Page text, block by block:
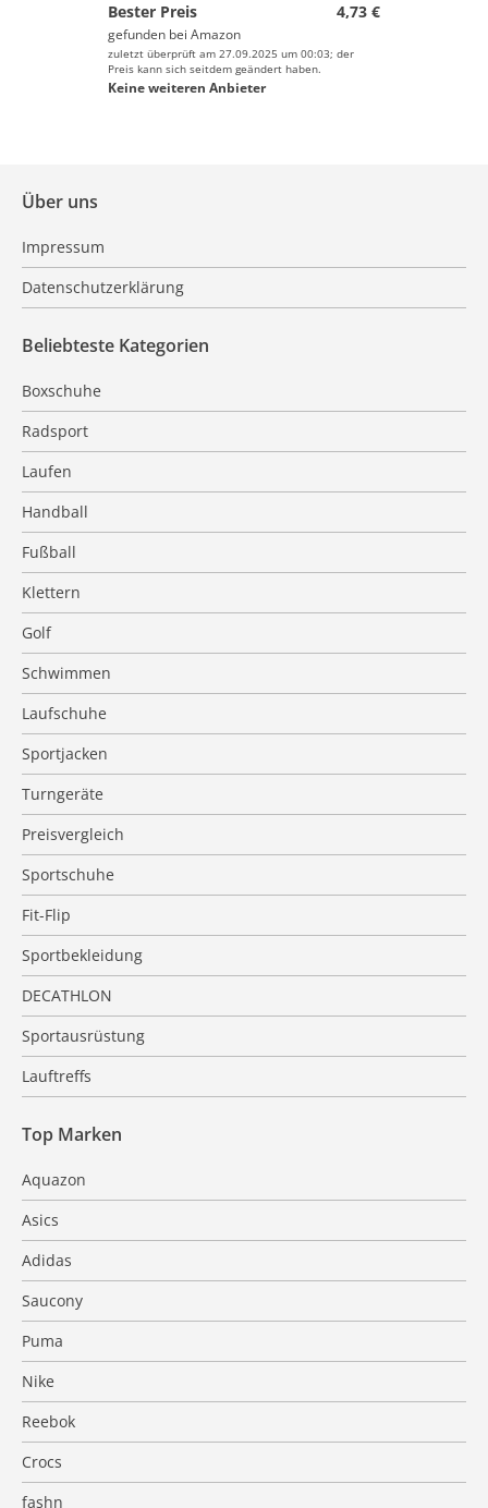
Bester Preis
4,73 €
gefunden bei Amazon
zuletzt überprüft am 27.09.2025 um 00:03; der
Preis kann sich seitdem geändert haben.
Keine weiteren Anbieter
Über uns
Impressum
Datenschutzerklärung
Beliebteste Kategorien
Boxschuhe
Radsport
Laufen
Handball
Fußball
Klettern
Golf
Schwimmen
Laufschuhe
Sportjacken
Turngeräte
Preisvergleich
Sportschuhe
Fit-Flip
Sportbekleidung
DECATHLON
Sportausrüstung
Lauftreffs
Top Marken
Aquazon
Asics
Adidas
Saucony
Puma
Nike
Reebok
Crocs
fashn